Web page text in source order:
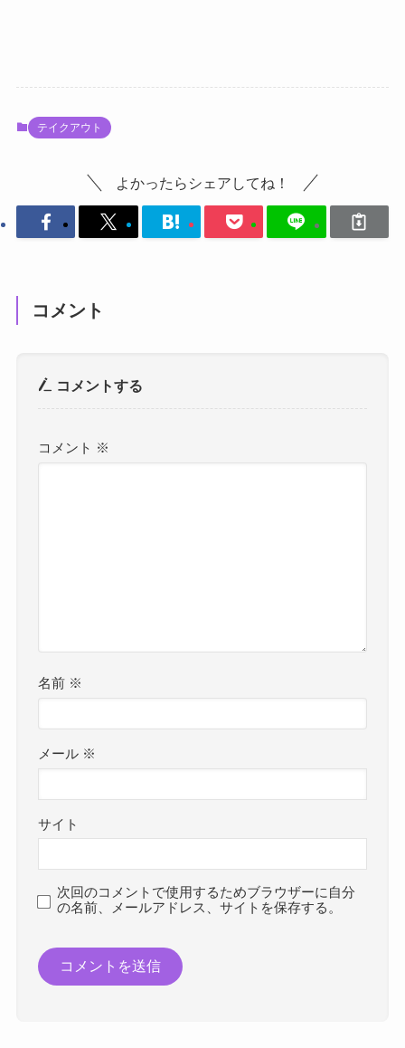
テイクアウト
よかったらシェアしてね！
コメント
コメントする
コメント ※
名前 ※
メール ※
サイト
次回のコメントで使用するためブラウザーに自分
の名前、メールアドレス、サイトを保存する。